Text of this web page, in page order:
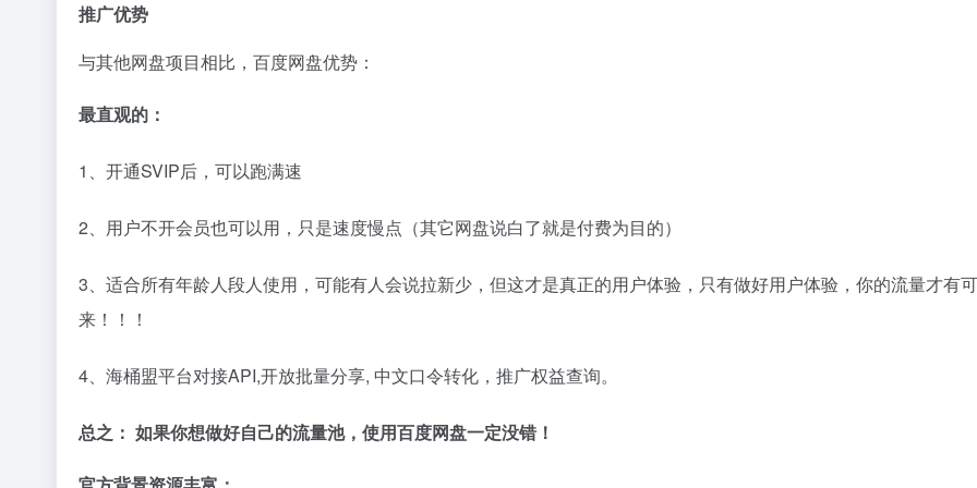
推广优势
与其他网盘项目相比，百度网盘优势：
最直观的：
1、开通SVIP后，可以跑满速
2、用户不开会员也可以用，只是速度慢点（其它网盘说白了就是付费为目的）
3、适合所有年龄人段人使用，可能有人会说拉新少，但这才是真正的用户体验，只有做好用户体验，你的流量才有
来！！！
4、海桶盟平台对接API,开放批量分享, 中文口令转化，推广权益查询。
总之： 如果你想做好自己的流量池，使用百度网盘一定没错！